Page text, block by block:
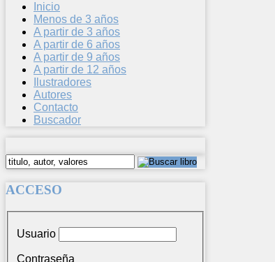
Inicio
Menos de 3 años
A partir de 3 años
A partir de 6 años
A partir de 9 años
A partir de 12 años
Ilustradores
Autores
Contacto
Buscador
ACCESO
Usuario
Contraseña